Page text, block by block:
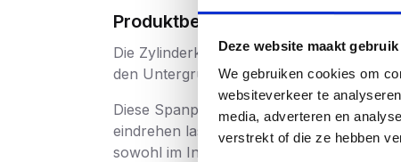
Deze website maakt
We gebruiken cookies om
websiteverkeer te
media, adverteren en
verstrekt of die ze hebben
Produktbeschriftung
Die Zylinderkopf- oder Kugelkopfversion
den Untergrund an und sorgt so für
Diese Spanplattenschrauben haben
eindrehen lassen.
sowohl im Innen- als auch im